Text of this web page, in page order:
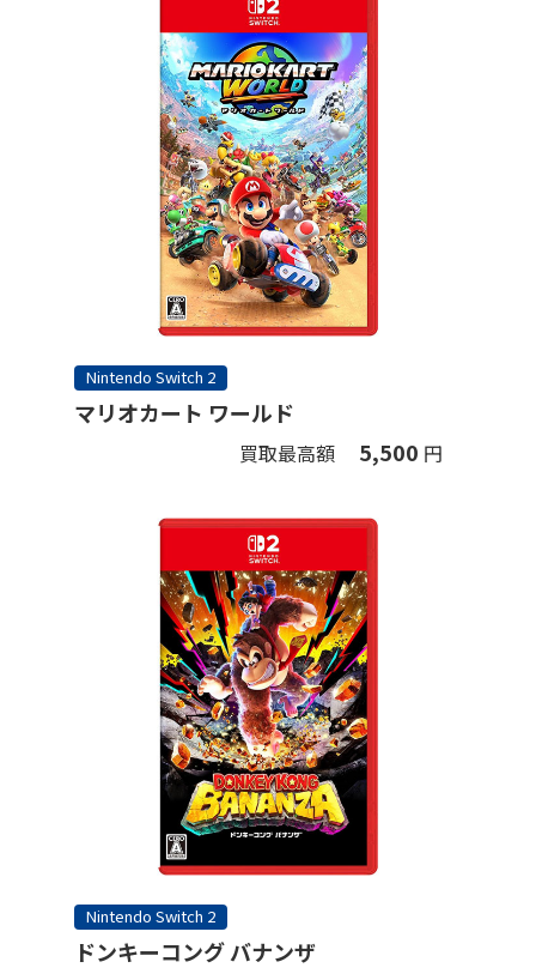
Nintendo Switch 2
マリオカート ワールド
買取最高額 5,500 円
Nintendo Switch 2
ドンキーコング バナンザ